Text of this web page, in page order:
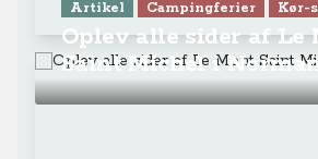
Artikel Campingferier Kør-
Oplev alle sider af Le
Saint Michel i